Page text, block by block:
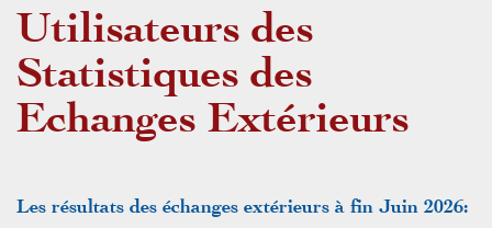
Utilisateurs des
Statistiques des
Echanges Extérieurs
Les résultats des échanges extérieurs à fin Juin 2026: